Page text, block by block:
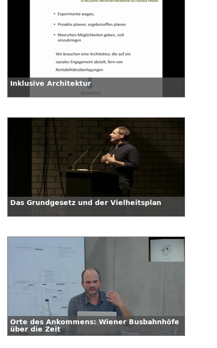
Inklusive Architektur
Das Grundgesetz und der Vielheitsplan
Orte des Ankommens: Wiener Busbahnhöfe
über die Zeit